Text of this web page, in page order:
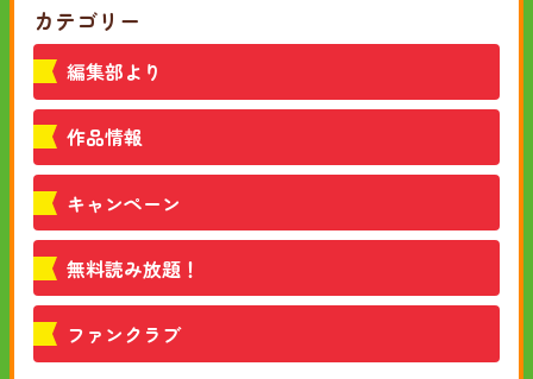
カテゴリー
編集部より
作品情報
キャンペーン
無料読み放題！
ファンクラブ